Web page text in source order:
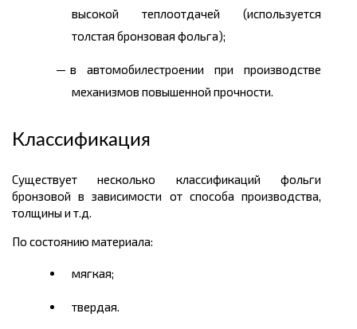
высокой теплоотдачей (используется
толстая бронзовая фольга);
в автомобилестроении при производстве
механизмов повышенной прочности.
Классификация
Существует несколько классификаций фольги
бронзовой в зависимости от способа производства,
толщины и т.д.
По состоянию материала:
мягкая;
твердая.